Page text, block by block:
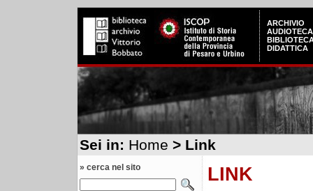
ARCHIVIO
AUDIOTECA
DIDATTICA
Sei in: Home > Link
» cerca nel sito LINK